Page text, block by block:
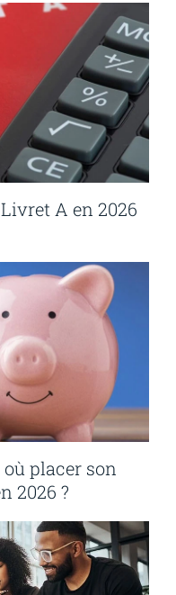
A en 2026
placer son
2026 ?